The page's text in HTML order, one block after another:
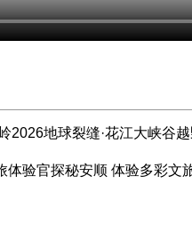
2026地球裂缝·花江大峡谷
体验官探秘安顺 体验多彩文